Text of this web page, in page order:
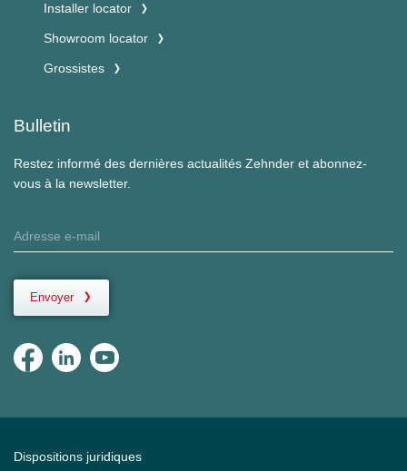
Installer locator
Showroom locator
Grossistes
Bulletin
Restez informé des dernières actualités Zehnder et abonnez-
vous à la newsletter.
Envoyer
Dispositions juridiques